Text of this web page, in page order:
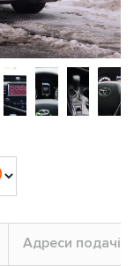
Адреси подачі